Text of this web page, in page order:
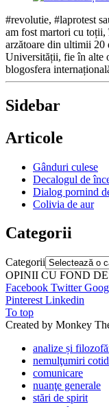
#revolutie, #laprotest
am fost martori cu toții,
arzătoare din ultimii 20
Universității, fie în alte
blogosfera
Sidebar
Articole
Gânduri culese
Decalogul de
Dialog pornind
Colivia de aur
Categorii
Categorii
OPINII CU FOND
Facebook Twitter
Pinterest Linkedin
To top
Created by Monkey
analize și
nemulţumiri
comunicare
nuanţe generale
stări de spirit